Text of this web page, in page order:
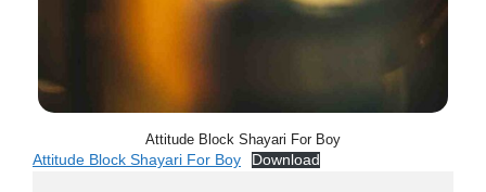
Attitude Block Shayari For Boy
Attitude Block Shayari For Boy
Download